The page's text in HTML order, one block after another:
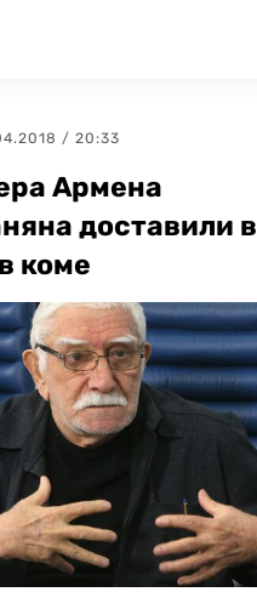
/ 20:33
Армена
доставили в
коме